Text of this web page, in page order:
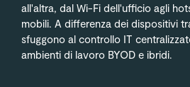
all'altra, dal Wi-Fi dell'ufficio agli
mobili. A differenza dei dispositivi
sfuggono al controllo IT
ambienti di lavoro BYOD e ibridi.